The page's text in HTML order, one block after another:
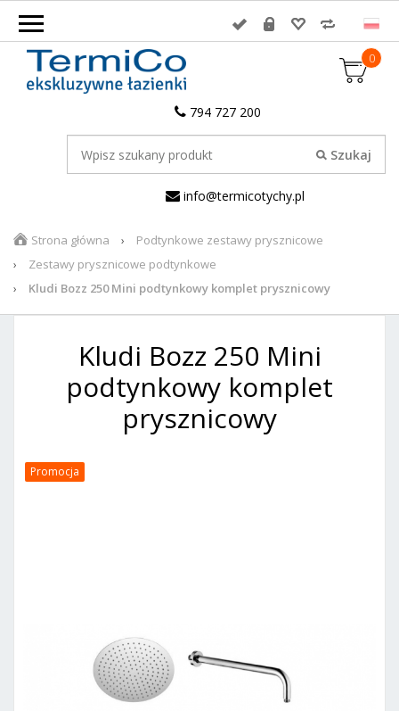
0
794 727 200
info@termicotychy.pl
Strona główna
Podtynkowe zestawy prysznicowe
Zestawy prysznicowe podtynkowe
Kludi Bozz 250 Mini podtynkowy komplet prysznicowy
Kludi Bozz 250 Mini
podtynkowy komplet
prysznicowy
Promocja